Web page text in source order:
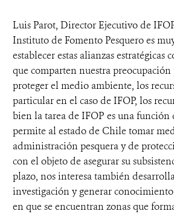
Luis Parot, Director Ejecutivo de
Instituto de Fomento Pesquero es
establecer estas alianzas estratégicas
que comparten nuestra
proteger el medio ambiente, los
particular en el caso de IFOP, los
bien la tarea de IFOP es una
permite al estado de Chile tomar
administración pesquera y de
con el objeto de asegurar su
plazo, nos interesa también
investigación y generar
en que se encuentran zonas que